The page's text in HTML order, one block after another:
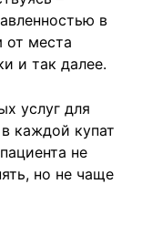
в
от места
и так далее.
услуг для
каждой купат
не
но не чаще